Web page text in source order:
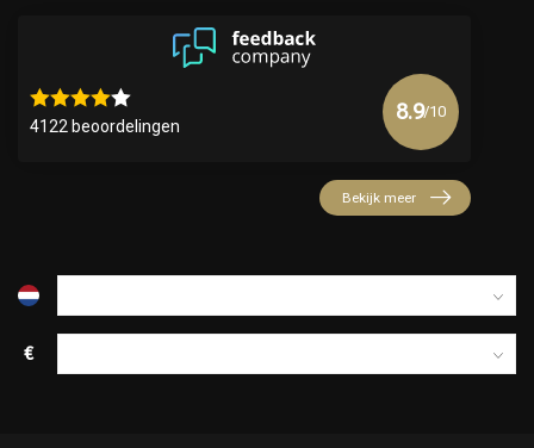
4122 beoordelingen
8.9/10
Bekijk meer
€